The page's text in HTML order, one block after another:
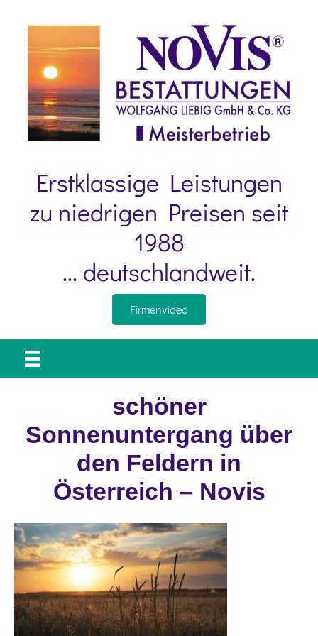
Erstklassige Leistungen
zu niedrigen Preisen seit
1988
... deutschlandweit.
Firmenvideo
schöner
Sonnenuntergang über
den Feldern in
Österreich – Novis